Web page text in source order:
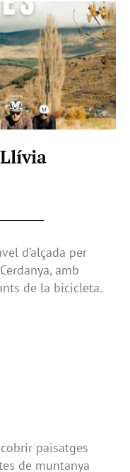
d’alçada per
amb
de la bicicleta.
paisatges
de muntanya